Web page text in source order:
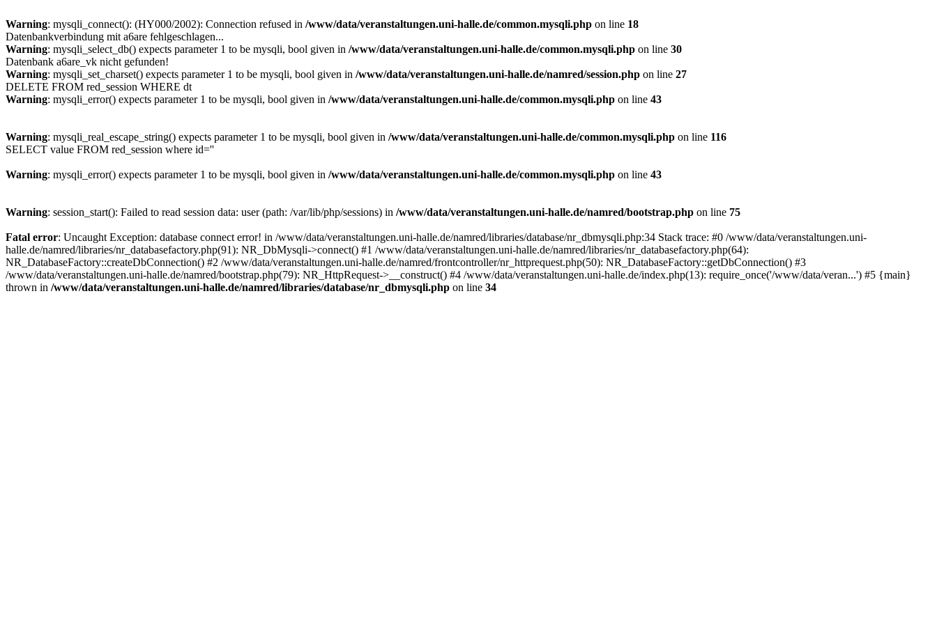
Warning: mysqli_connect(): (HY000/2002): Connection refused in /www/data/veranstaltungen.uni-halle.de/common.mysqli.php on line 18
Datenbankverbindung mit a6are fehlgeschlagen...
Warning: mysqli_select_db() expects parameter 1 to be mysqli, bool given in /www/data/veranstaltungen.uni-halle.de/common.mysqli.php on line 30
Datenbank a6are_vk nicht gefunden!
Warning: mysqli_set_charset() expects parameter 1 to be mysqli, bool given in /www/data/veranstaltungen.uni-halle.de/namred/session.php on line 27
DELETE FROM red_session WHERE dt
Warning: mysqli_error() expects parameter 1 to be mysqli, bool given in /www/data/veranstaltungen.uni-halle.de/common.mysqli.php on line 43
Warning: mysqli_real_escape_string() expects parameter 1 to be mysqli, bool given in /www/data/veranstaltungen.uni-halle.de/common.mysqli.php on line 116
SELECT value FROM red_session where id=''
Warning: mysqli_error() expects parameter 1 to be mysqli, bool given in /www/data/veranstaltungen.uni-halle.de/common.mysqli.php on line 43
Warning: session_start(): Failed to read session data: user (path: /var/lib/php/sessions) in /www/data/veranstaltungen.uni-halle.de/namred/bootstrap.php on line 75
Fatal error: Uncaught Exception: database connect error! in /www/data/veranstaltungen.uni-halle.de/namred/libraries/database/nr_dbmysqli.php:34 Stack trace: #0 /www/data/veranstaltungen.uni-
halle.de/namred/libraries/nr_databasefactory.php(91): NR_DbMysqli->connect() #1 /www/data/veranstaltungen.uni-halle.de/namred/libraries/nr_databasefactory.php(64):
NR_DatabaseFactory::createDbConnection() #2 /www/data/veranstaltungen.uni-halle.de/namred/frontcontroller/nr_httprequest.php(50): NR_DatabaseFactory::getDbConnection() #3
/www/data/veranstaltungen.uni-halle.de/namred/bootstrap.php(79): NR_HttpRequest->__construct() #4 /www/data/veranstaltungen.uni-halle.de/index.php(13): require_once('/www/data/veran...') #5 {main}
thrown in /www/data/veranstaltungen.uni-halle.de/namred/libraries/database/nr_dbmysqli.php on line 34